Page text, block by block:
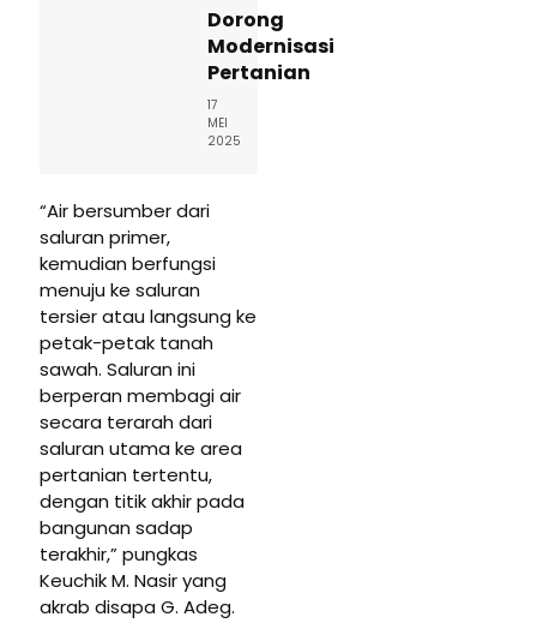
Dorong
Modernisasi
Pertanian
17
MEI
2025
“Air bersumber dari
saluran primer,
kemudian berfungsi
menuju ke saluran
tersier atau langsung ke
petak-petak tanah
sawah. Saluran ini
berperan membagi air
secara terarah dari
saluran utama ke area
pertanian tertentu,
dengan titik akhir pada
bangunan sadap
terakhir,” pungkas
Keuchik M. Nasir yang
akrab disapa G. Adeg.